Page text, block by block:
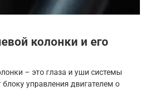
колонки и его
– это глаза и уши системы
управления двигателем о